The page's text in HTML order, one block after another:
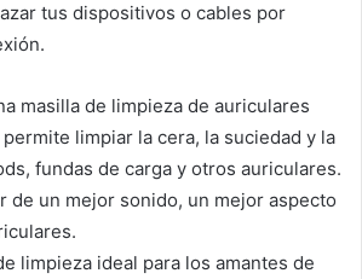
tus dispositivos o cables por
masilla de limpieza de auriculares
limpiar la cera, la suciedad y la
fundas de carga y otros auriculares.
de un mejor sonido, un mejor aspecto
limpieza ideal para los amantes de